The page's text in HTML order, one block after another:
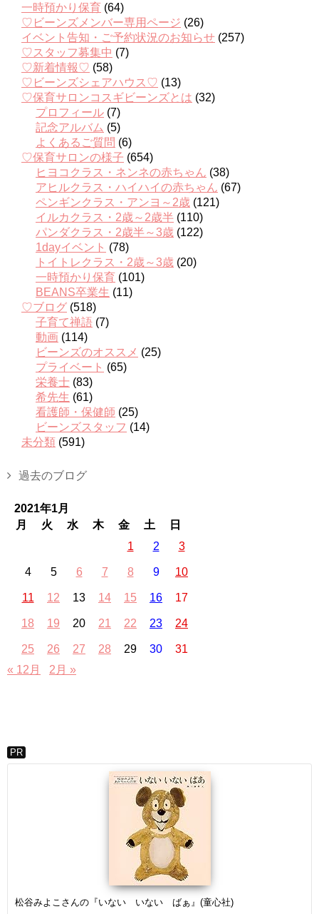
一時預かり保育 (64)
♡ビーンズメンバー専用ページ (26)
イベント告知・ご予約状況のお知らせ (257)
♡スタッフ募集中 (7)
♡新着情報♡ (58)
♡ビーンズシェアハウス♡ (13)
♡保育サロンコスギビーンズとは (32)
プロフィール (7)
記念アルバム (5)
よくあるご質問 (6)
♡保育サロンの様子 (654)
ヒヨコクラス・ネンネの赤ちゃん (38)
アヒルクラス・ハイハイの赤ちゃん (67)
ペンギンクラス・アンヨ～2歳 (121)
イルカクラス・2歳～2歳半 (110)
パンダクラス・2歳半～3歳 (122)
1dayイベント (78)
トイトレクラス・2歳～3歳 (20)
一時預かり保育 (101)
BEANS卒業生 (11)
♡ブログ (518)
子育て禅語 (7)
動画 (114)
ビーンズのオススメ (25)
プライベート (65)
栄養士 (83)
希先生 (61)
看護師・保健師 (25)
ビーンズスタッフ (14)
未分類 (591)
過去のブログ
2021年1月
月
火 水 木 金 土
日
1
2 3
4 5 6 7 8 9 10
11 12 13 14 15 16 17
18 19 20 21 22 23 24
25 26 27 28 29 30
31
« 12月
2月 »
PR
松谷みよこさんの『いない いない ばぁ』(童心社)